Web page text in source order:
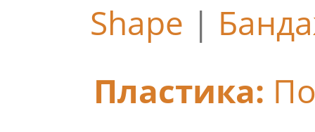
Shape |
Пластика: